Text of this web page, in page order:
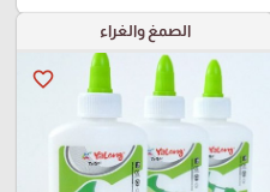
الصمغ والغراء
favorite_border